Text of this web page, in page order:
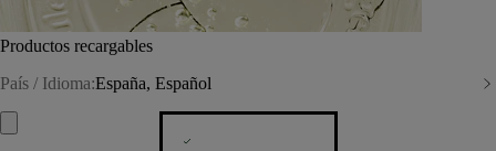
Productos recargables
País / Idioma:España, Español